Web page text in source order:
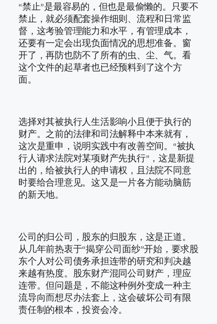
“禁止”是最容易的，但也是最偷懒的。只要不
禁止，就必须配套操作细则、流程和日常监
督，这考验管理能力和水平，有管理成本，
还要有一定会出现负面情况的思想准备。窗
开了，再防也防不了所有的虫、尘、气。看
这个文件的起草者也已经预料到了这个方
面。
选择对其被执行人生活影响小且便于执行的
财产。之前的法律和司法解释中本来就有，
这次是重申，说明实践中有改善空间。“被执
行人请求法院对某项财产先执行”，这是新提
出的，给被执行人的申请权，且法院不同意
时要给合理意见。这又是一片各方能动脑筋
的新天地。
公司的归公司，股东的归股东，这是正道。
从几年前热衷于“揭穿公司面纱”开始，要求股
东个人对公司债务承担连带的研究和判决越
来越有热度。股东财产混同公司财产，理应
连带。但问题是，不能这种例外变成一种主
流导向而想尽办法套上，这会破坏公司有限
责任制的根本，投资会冷。